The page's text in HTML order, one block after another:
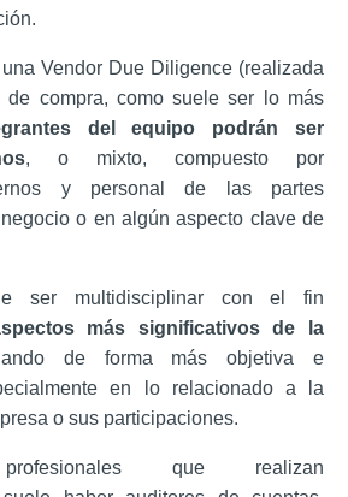
Vendor Due Diligence (realizada
de compra, como suele ser lo más
del equipo podrán ser
, o mixto, compuesto por
y personal de las partes
o en algún aspecto clave de
ser multidisciplinar con el fin
más significativos de la
de forma más objetiva e
en lo relacionado a la
o sus participaciones.
que realizan